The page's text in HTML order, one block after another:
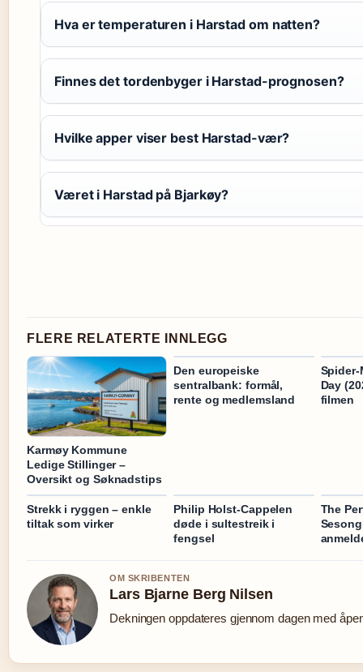
Hva er temperaturen i Harstad om natten?
Finnes det tordenbyger i Harstad-prognosen?
Hvilke apper viser best Harstad-vær?
Været i Harstad på Bjarkøy?
FLERE RELATERTE INNLEGG
Karmøy Kommune
Ledige Stillinger –
Oversikt og Søknadstips
Den europeiske
sentralbank: formål,
rente og medlemsland
Spider-
Day
filmen
Strekk i ryggen – enkle
tiltak som virker
Philip Holst-Cappelen
døde i sultestreik i
fengsel
The
OM SKRIBENTEN
Lars Bjarne Berg Nilsen
Dekningen oppdateres gjennom dagen med